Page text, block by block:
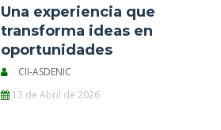
Una experiencia que
transforma ideas en
oportunidades
CII-ASDENIC
13 de Abril de 2026